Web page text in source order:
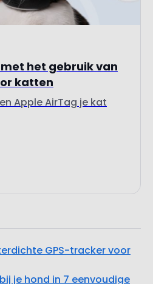
katten
Apple AirTag je kat
GPS-tracker voor
je hond in 7 eenvoudige
een hond nodig?